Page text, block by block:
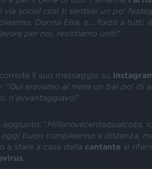
via social così ti sentirai un po'
Donna Elsa, e... forza a tutti,
per noi, resistiamo uniti”.
il suo messaggio su
: “Qui eravamo al mare un bel po' di
n’avvantaggiavo!”.
aggiunto: “Millenovecentoqualcosa,
buon compleanno a distanza,
a stare a casa della cantante si